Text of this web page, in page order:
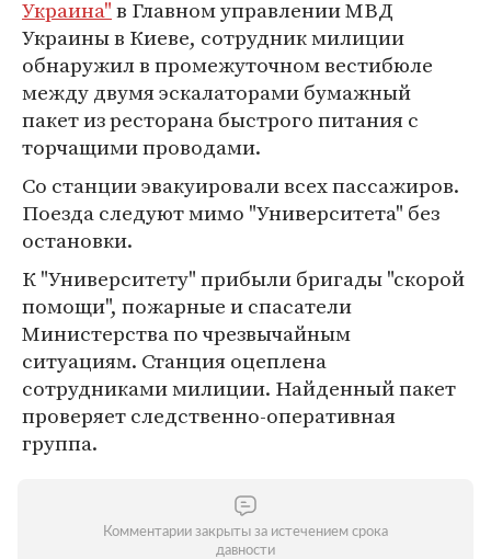
Украина"в Главном управлении МВД
Украины в Киеве, сотрудник милиции
обнаружил в промежуточном вестибюле
между двумя эскалаторами бумажный
пакет из ресторана быстрого питания с
торчащими проводами.
Со станции эвакуировали всех пассажиров.
Поезда следуют мимо "Университета" без
остановки.
К "Университету" прибыли бригады "скорой
помощи", пожарные и спасатели
Министерства по чрезвычайным
ситуациям. Станция оцеплена
сотрудниками милиции. Найденный пакет
проверяет следственно-оперативная
группа.
Комментарии закрыты за истечением срока
давности